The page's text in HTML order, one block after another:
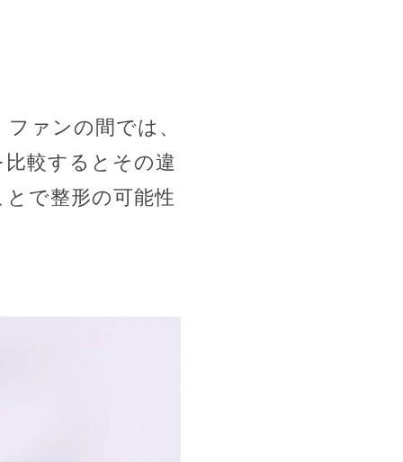
ァンの間では、
較するとその違
で整形の可能性